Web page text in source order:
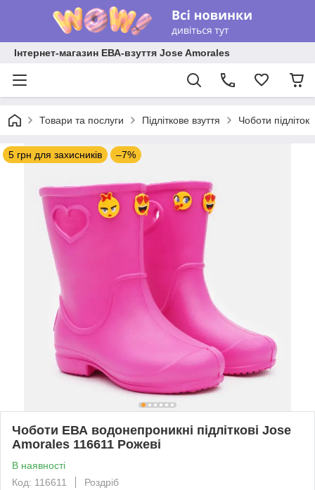
Інтернет-магазин ЕВА-взуття Jose Amorales
Товари та послуги Підліткове взуття Чоботи підліток
5 грн для захисників –7%
Чоботи ЕВА водонепроникні підліткові Jose
Amorales 116611 Рожеві
В наявності
Код: 116611
Роздріб